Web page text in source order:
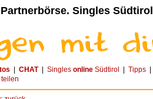
Singles
CHAT| Singles online Südtirol Tipps